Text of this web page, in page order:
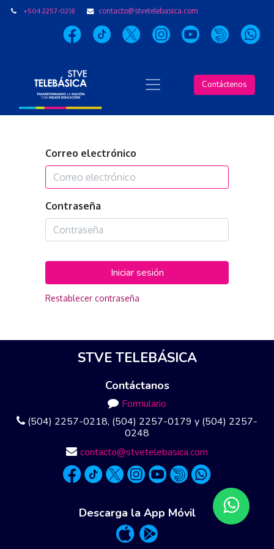
+504 2257-0218 contacto@stvetelebasica.com
Contáctenos
Correo electrónico
Contraseña
Iniciar sesión
Restablecer contraseña
STVE TELEBÁSICA
Contáctanos
Formulario
(504) 2257-0218, (504) 2257-0179 y (504) 2257-
0248
contacto@stvetelebasica.com
Descarga la App Móvil